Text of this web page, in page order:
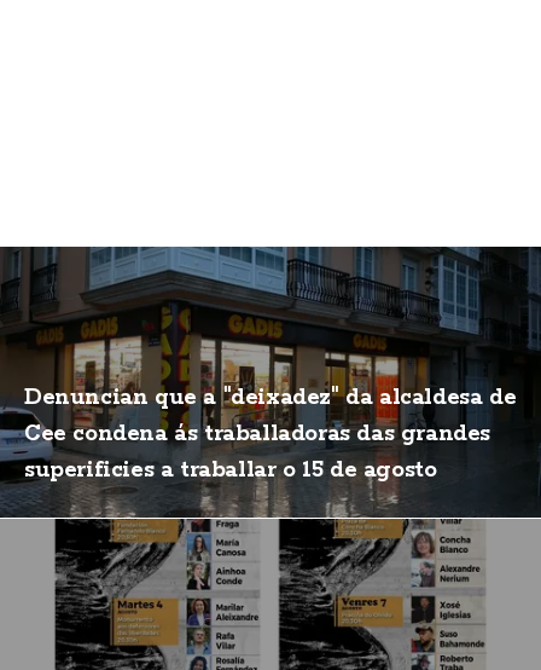
Denuncian que a "deixadez" da alcaldesa de
Cee condena ás traballadoras das grandes
superificies a traballar o 15 de agosto